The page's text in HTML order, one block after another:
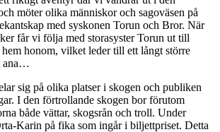
möter olika människor och sagoväsen på
med syskonen Torun och Bror. När
får vi följa med storasyster Torun ut till
honom, vilket leder till ett långt större
ana…
sig på olika platser i skogen och publiken
I den förtrollande skogen bor förutom
både vättar, skogsrån och troll. Under
Karin på fika som ingår i biljettpriset. Detta